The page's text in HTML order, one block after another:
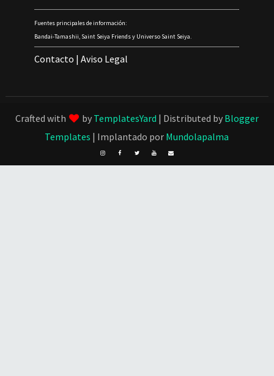
Fuentes principales de información:
Bandai-Tamashii, Saint Seiya Friends y Universo Saint Seiya.
Contacto |Aviso Legal
Crafted with by TemplatesYard | Distributed by Blogger
Templates | Implantado por Mundolapalma